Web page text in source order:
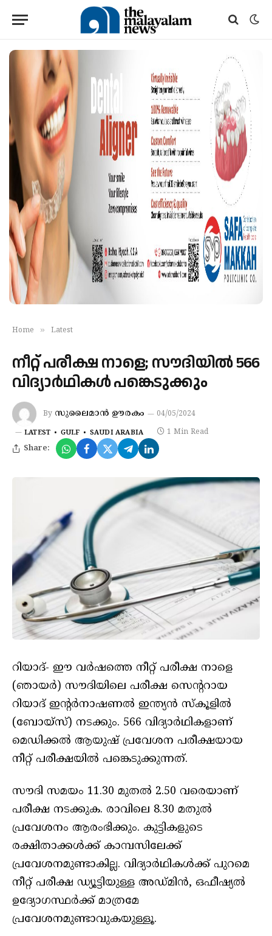
Home » Latest
നീറ്റ് പരീക്ഷ നാളെ; സൗദിയില്‍ 566
വിദ്യാര്‍ഥികള്‍ പങ്കെടുക്കും
By സുലൈമാൻ ഊരകം 04/05/2024
LATEST GULF SAUDI ARABIA 1 Min Read
Share:
റിയാദ്- ഈ വര്‍ഷത്തെ നീറ്റ് പരീക്ഷ നാളെ
(ഞായര്‍) സൗദിയിലെ പരീക്ഷ സെന്ററായ
റിയാദ് ഇന്റര്‍നാഷണല്‍ ഇന്ത്യന്‍ സ്‌കൂളില്‍
(ബോയ്‌സ്) നടക്കും. 566 വിദ്യാര്‍ഥികളാണ്
മെഡിക്കല്‍ ആയുഷ് പ്രവേശന പരീക്ഷയായ
നീറ്റ് പരീക്ഷയില്‍ പങ്കെടുക്കുന്നത്.
സൗദി സമയം 11.30 മുതല്‍ 2.50 വരെയാണ്
പരീക്ഷ നടക്കുക. രാവിലെ 8.30 മതുല്‍
പ്രവേശനം ആരംഭിക്കും. കുട്ടികളുടെ
രക്ഷിതാക്കള്‍ക്ക് കാമ്പസിലേക്ക്
പ്രവേശനമുണ്ടാകില്ല. വിദ്യാര്‍ഥികള്‍ക്ക് പുറമെ
നീറ്റ് പരീക്ഷ ഡ്യൂട്ടിയുള്ള അഡ്മിന്‍, ഒഫീഷ്യല്‍
ഉദ്യോഗസ്ഥര്‍ക്ക് മാത്രമേ
പ്രവേശനമുണ്ടാവുകയുള്ളൂ.